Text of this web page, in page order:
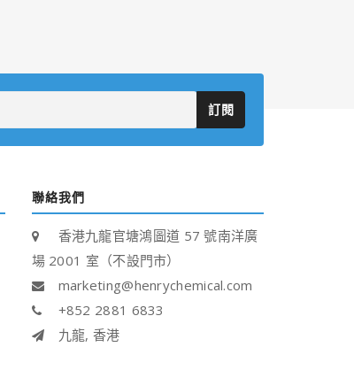
訂閱
聯絡我們
香港九龍官塘鴻圖道 57 號南洋廣
場 2001 室（不設門市）
marketing@henrychemical.com
+852 2881 6833
九龍, 香港